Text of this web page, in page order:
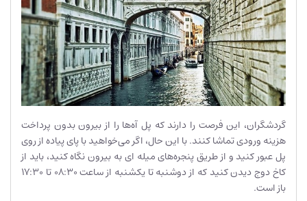
گردشگران، این فرصت را دارند که پل ‌آه‌ها را از بیرون بدون پرداخت
هزینه ورودی تماشا کنند. با این حال، اگر می‌خواهید با پای پیاده از روی
پل عبور کنید و از طریق پنجره‌های میله ای به بیرون نگاه کنید، باید از
کاخ دوج دیدن کنید که از دوشنبه تا یکشنبه از ساعت 08:30 تا 17:30
باز است.